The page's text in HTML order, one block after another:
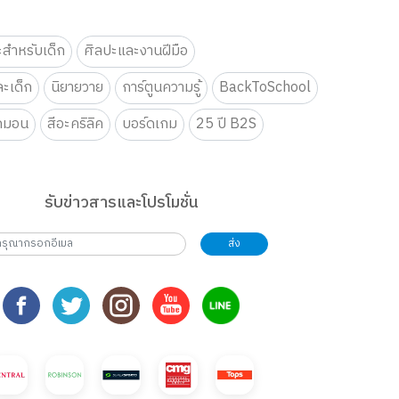
ำหรับเด็ก
ศิลปะและงานฝีมือ
เด็ก นิยายวาย การ์ตูนความรู้
BackToSchool
มอน สีอะคริลิค บอร์ดเกม 25 ปี B2S
รับข่าวสารและโปรโมชั่น
ส่ง